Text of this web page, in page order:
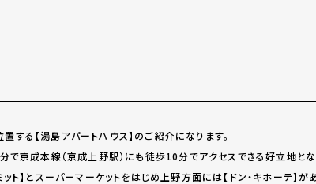
る【湯島アパートハウス】のご紹介になります。
で京成本線（京成上野駅）にも徒歩10分でアクセスできる好立地とな
ット】とスーパーマーケットをはじめ上野方面には【ドン・キホーテ】